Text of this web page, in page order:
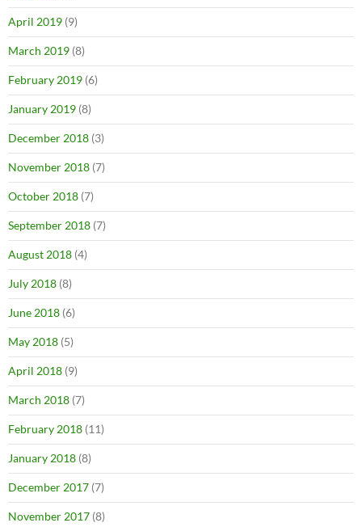
April 2019 (9)
March 2019 (8)
February 2019 (6)
January 2019 (8)
December 2018 (3)
November 2018 (7)
October 2018 (7)
September 2018 (7)
August 2018 (4)
July 2018 (8)
June 2018 (6)
May 2018 (5)
April 2018 (9)
March 2018 (7)
February 2018 (11)
January 2018 (8)
December 2017 (7)
November 2017 (8)